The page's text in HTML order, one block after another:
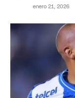
enero 21, 2026